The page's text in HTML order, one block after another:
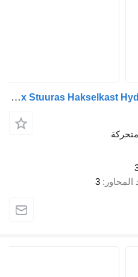
Kraker CF-ETS 2 2x Stuuras Hakselkast Hydraulische klep nieuwe APK
3